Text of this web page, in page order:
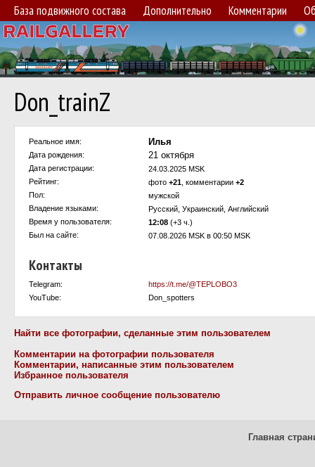
База подвижного состава Дополнительно Комментарии
Don_trainZ
Реальное имя: Илья
Дата рождения: 21 октября
Дата регистрации:
24.03.2025 MSK
Рейтинг:
фото +21 , комментарии +2
Пол:
мужской
Владение языками:
Русский, Украинский, Английский
Время у пользователя:
12:08 (+3 ч.)
Был на сайте:
07.08.2026 MSK в 00:50 MSK
Контакты
Telegram:
https://t.me/@TEPLOBO3
YouTube:
Don_spotters
Найти все фотографии, сделанные этим пользователем
Комментарии на фотографии пользователя
Комментарии, написанные этим пользователем
Избранное пользователя
Отправить личное сообщение пользователю
Главная